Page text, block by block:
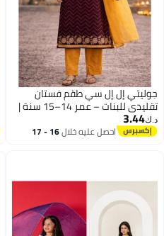
جوليتي إل إل سي طقم فستان
تقليدي للبنات – عمر 14–15 سنة |
3 قطع مع شال قطني (فستان،
بنطال ووشاح) | عنابي وخردلي
د.ك‏3.44
احصل عليه خلال 16 - 17